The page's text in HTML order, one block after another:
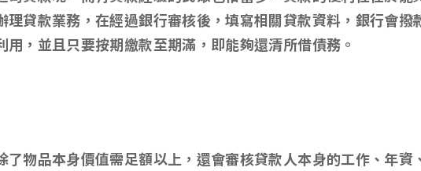
貸款業務，在經過銀行審核後，填寫相關貸款資料，銀行會撥
，並且只要按期繳款至期滿，即能夠還清所借債務。
物品本身價值需足額以上，還會審核貸款人本身的工作、年資